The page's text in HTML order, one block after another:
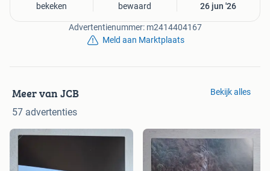
bekeken
bewaard
26 jun '26
Advertentienummer: m2414404167
Meld aan Marktplaats
Meer van JCB
57 advertenties
Bekijk alles